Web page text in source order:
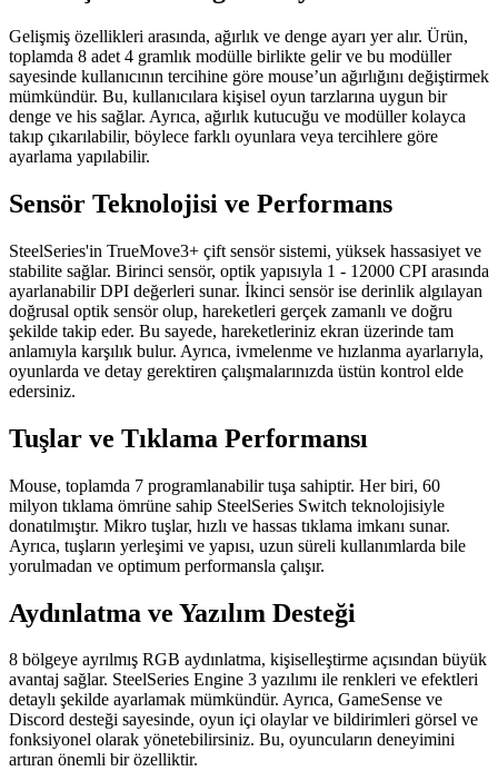
Gelişmiş özellikleri arasında, ağırlık ve denge ayarı yer alır. Ürün,
toplamda 8 adet 4 gramlık modülle birlikte gelir ve bu modüller
sayesinde kullanıcının tercihine göre mouse’un ağırlığını değiştirmek
mümkündür. Bu, kullanıcılara kişisel oyun tarzlarına uygun bir
denge ve his sağlar. Ayrıca, ağırlık kutucuğu ve modüller kolayca
takıp çıkarılabilir, böylece farklı oyunlara veya tercihlere göre
ayarlama yapılabilir.
Sensör Teknolojisi ve Performans
SteelSeries'in TrueMove3+ çift sensör sistemi, yüksek hassasiyet ve
stabilite sağlar. Birinci sensör, optik yapısıyla 1 - 12000 CPI arasında
ayarlanabilir DPI değerleri sunar. İkinci sensör ise derinlik algılayan
doğrusal optik sensör olup, hareketleri gerçek zamanlı ve doğru
şekilde takip eder. Bu sayede, hareketleriniz ekran üzerinde tam
anlamıyla karşılık bulur. Ayrıca, ivmelenme ve hızlanma ayarlarıyla,
oyunlarda ve detay gerektiren çalışmalarınızda üstün kontrol elde
edersiniz.
Tuşlar ve Tıklama Performansı
Mouse, toplamda 7 programlanabilir tuşa sahiptir. Her biri, 60
milyon tıklama ömrüne sahip SteelSeries Switch teknolojisiyle
donatılmıştır. Mikro tuşlar, hızlı ve hassas tıklama imkanı sunar.
Ayrıca, tuşların yerleşimi ve yapısı, uzun süreli kullanımlarda bile
yorulmadan ve optimum performansla çalışır.
Aydınlatma ve Yazılım Desteği
8 bölgeye ayrılmış RGB aydınlatma, kişiselleştirme açısından büyük
avantaj sağlar. SteelSeries Engine 3 yazılımı ile renkleri ve efektleri
detaylı şekilde ayarlamak mümkündür. Ayrıca, GameSense ve
Discord desteği sayesinde, oyun içi olaylar ve bildirimleri görsel ve
fonksiyonel olarak yönetebilirsiniz. Bu, oyuncuların deneyimini
artıran önemli bir özelliktir.